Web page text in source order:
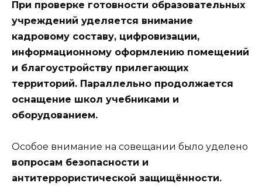
При проверке готовности образовательных
учреждений уделяется внимание
кадровому составу, цифровизации,
информационному оформлению помещений
и благоустройству прилегающих
территорий. Параллельно продолжается
оснащение школ учебниками и
оборудованием.
Особое внимание на совещании было уделено
вопросам безопасности и
антитеррористической защищённости.